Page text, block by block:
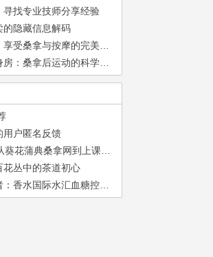
寻找专业技师分享经验
的隐藏信息解码
用户匿名反馈
花丛中的茶道初心